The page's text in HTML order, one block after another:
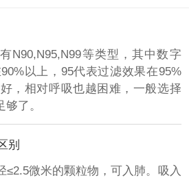
N90,N95,N99等类型，其中数字
以上，95代表过滤效果在95%
，相对呼吸也越困难，一般选择
了。
别
≤2.5微米的颗粒物，可入肺。吸入